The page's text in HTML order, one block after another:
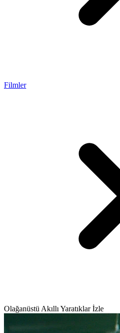
Filmler
Olağanüstü Akıllı Yaratıklar İzle